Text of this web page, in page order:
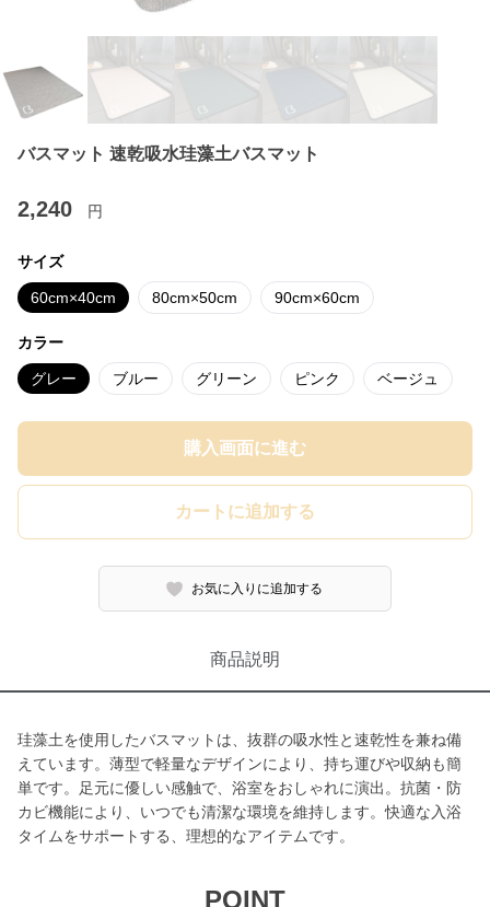
バスマット 速乾吸水珪藻土バスマット
2,240 円
サイズ
60cm×40cm 80cm×50cm 90cm×60cm
カラー
グレー ブルー グリーン ピンク ベージュ
購入画面に進む
カートに追加する
お気に入りに追加する
商品説明
珪藻土を使用したバスマットは、抜群の吸水性と速乾性を兼ね備
えています。薄型で軽量なデザインにより、持ち運びや収納も簡
単です。足元に優しい感触で、浴室をおしゃれに演出。抗菌・防
カビ機能により、いつでも清潔な環境を維持します。快適な入浴
タイムをサポートする、理想的なアイテムです。
POINT